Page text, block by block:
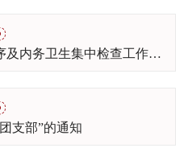
关于开展学生公寓安全秩序及内务卫生集中检查工作的通知
支部”的通知